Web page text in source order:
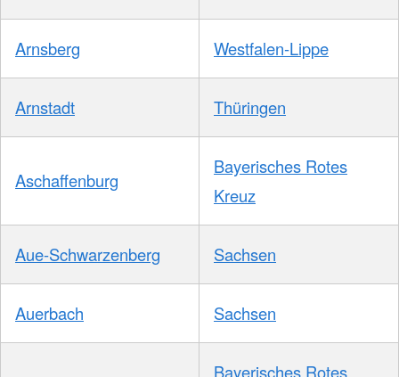
Arnsberg Westfalen-Lippe
Arnstadt Thüringen
Aschaffenburg
Bayerisches Rotes
Kreuz
Aue-Schwarzenberg Sachsen
Auerbach Sachsen
Bayerisches Rotes